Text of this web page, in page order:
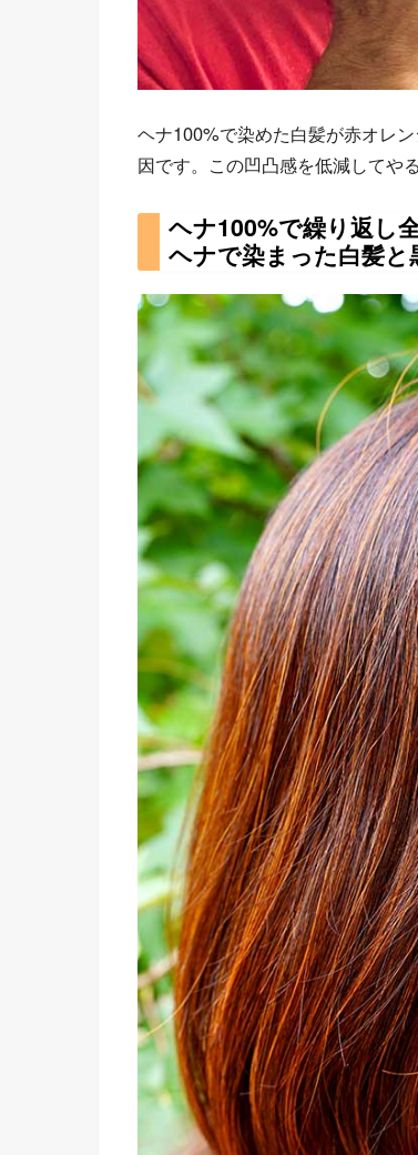
ヘナ100%で染めた白髪が赤オレ
因です。この凹凸感を低減してや
ヘナ100%で繰り返し
ヘナで染まった白髪と